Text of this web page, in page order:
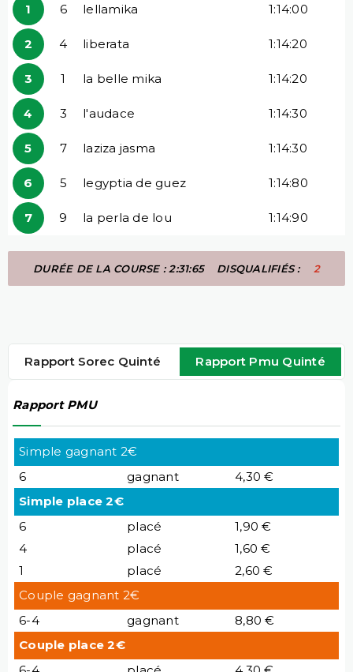
1 6 lellamika 1:14:00
2 4 liberata 1:14:20
3 1 la belle mika 1:14:20
4 3 l'audace 1:14:30
5 7 laziza jasma 1:14:30
6 5 legyptia de guez 1:14:80
7 9 la perla de lou 1:14:90
DURÉE DE LA COURSE : 2:31:65 DISQUALIFIÉS : 2
Rapport Sorec Quinté Rapport Pmu Quinté
Rapport PMU
Simple gagnant 2€
6
gagnant
4,30 €
Simple place 2€
6
placé
1,90 €
4
placé
1,60 €
1
placé
2,60 €
Couple gagnant 2€
6-4
gagnant
8,80 €
Couple place 2€